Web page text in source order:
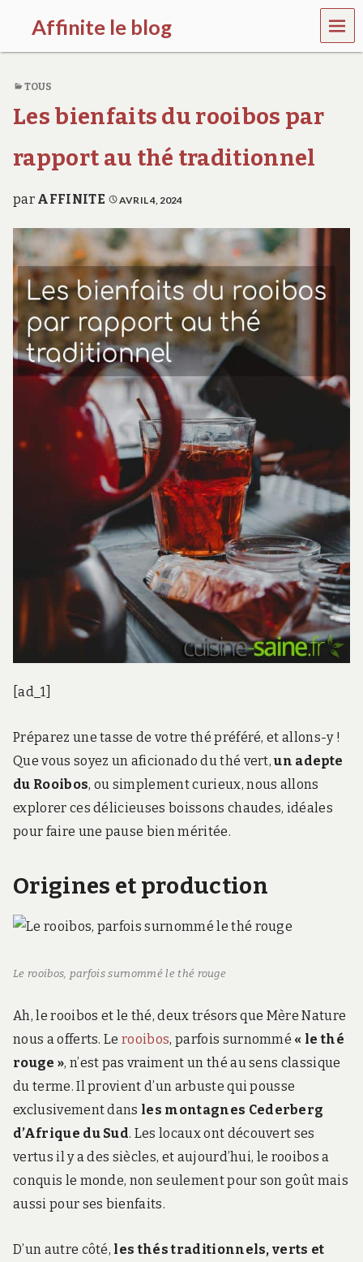
Affinite le blog
e
p
u
s
i
MEN
U
TOUS
Les bienfaits du rooibos par
rapport au thé traditionnel
par AFFINITE AVRIL 4, 2024
[ad_1]
Préparez une tasse de votre thé préféré, et allons-y !
Que vous soyez un aficionado du thé vert,un adepte
du Rooibos, ou simplement curieux, nous allons
explorer ces délicieuses boissons chaudes, idéales
pour faire une pause bien méritée.
Origines et production
Le rooibos, parfois surnommé le thé rouge
Ah, le rooibos et le thé, deux trésors que Mère Nature
nous a offerts. Lerooibos, parfois surnommé « le thé
rouge », n’est pas vraiment un thé au sens classique
du terme. Il provient d’un arbuste qui pousse
exclusivement dans les montagnes Cederberg
d’Afrique du Sud. Les locaux ont découvert ses
vertus il y a des siècles, et aujourd’hui, le rooibos a
conquis le monde, non seulement pour son goût mais
aussi pour ses bienfaits.
D’un autre côté, les thés traditionnels, verts et